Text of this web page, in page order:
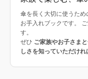
傘を長く大切に使うた
お手入れブックです。
す。
ぜひ ご家族やお子さま
しさを知っていただけ